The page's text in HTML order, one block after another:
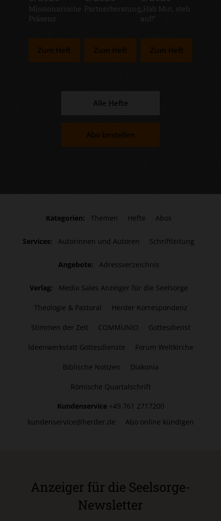
:
Missionarische
Präsenz
Zum Heft
:
Partnerberatung
Zum Heft
:
„Hab Mut, steh
auf!“
Zum Heft
Alle Hefte
Abo bestellen
Kategorien: Themen Hefte Abos
Services: Autorinnen und Autoren Schriftleitung
Angebote: Adressverzeichnis
Verlag: Media Sales Anzeiger für die Seelsorge
Theologie & Pastoral Herder Korrespondenz
Stimmen der Zeit COMMUNIO Gottesdienst
Ideenwerkstatt Gottesdienste Forum Weltkirche
Biblische Notizen Diakonia
Römische Quartalschrift
Kundenservice +49 761 2717200
kundenservice@herder.de
Abo online kündigen
Anzeiger für die Seelsorge-
Newsletter